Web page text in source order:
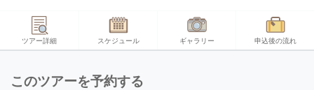
ツアー詳細 スケジュール ギャラリー 申込後の流れ
このツアーを予約する